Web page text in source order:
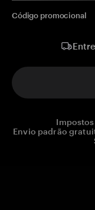
Código promocional
Envio padrão